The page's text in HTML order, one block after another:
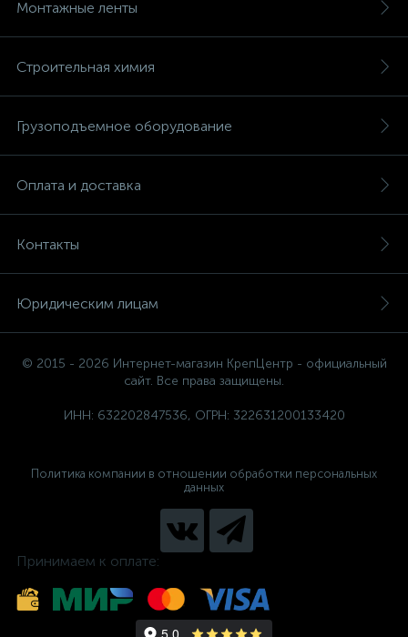
Монтажные ленты
Строительная химия
Грузоподъемное оборудование
Оплата и доставка
Контакты
Юридическим лицам
© 2015 - 2026 Интернет-магазин КрепЦентр - официальный
сайт. Все права защищены.
ИНН: 632202847536, ОГРН: 322631200133420
Политика компании в отношении обработки персональных
данных
Принимаем к оплате: